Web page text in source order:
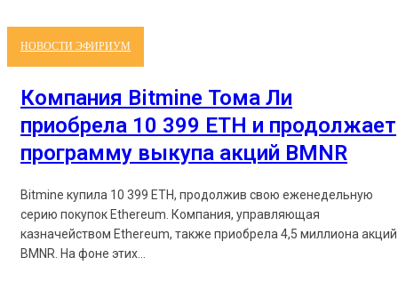
НОВОСТИ ЭФИРИУМ
Компания Bitmine Тома Ли
приобрела 10 399 ETH и продолжает
программу выкупа акций BMNR
Bitmine купила 10 399 ETH, продолжив свою еженедельную
серию покупок Ethereum. Компания, управляющая
казначейством Ethereum, также приобрела 4,5 миллиона акций
BMNR. На фоне этих...